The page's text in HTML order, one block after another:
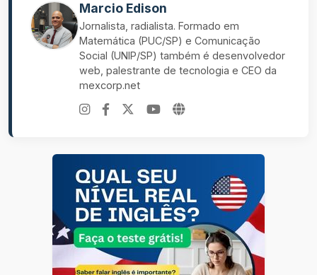
Marcio Edison
Jornalista, radialista. Formado em
Matemática (PUC/SP) e Comunicação
Social (UNIP/SP) também é desenvolvedor
web, palestrante de tecnologia e CEO da
mexcorp.net